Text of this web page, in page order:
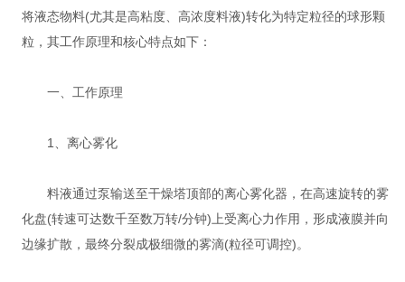
将液态物料(尤其是高粘度、高浓度料液)转化为特定粒径的球形颗
粒，其工作原理和核心特点如下：
一、工作原理
‌1、离心雾化‌
料液通过泵输送至干燥塔顶部的离心雾化器，在高速旋转的雾
化盘(转速可达数千至数万转/分钟)上受离心力作用，形成液膜并向
边缘扩散，最终分裂成极细微的雾滴(粒径可调控)。